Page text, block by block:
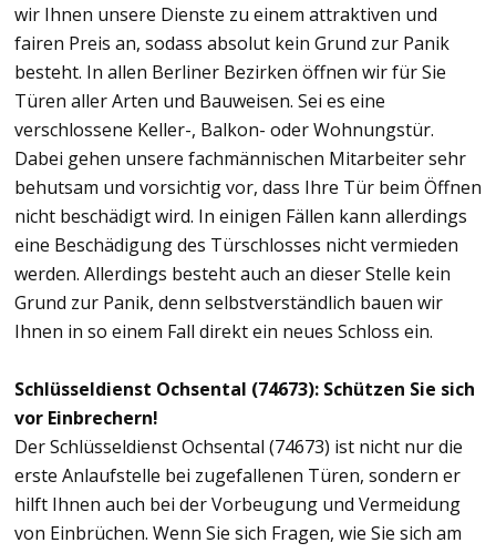
wir Ihnen unsere Dienste zu einem attraktiven und
fairen Preis an, sodass absolut kein Grund zur Panik
besteht. In allen Berliner Bezirken öffnen wir für Sie
Türen aller Arten und Bauweisen. Sei es eine
verschlossene Keller-, Balkon- oder Wohnungstür.
Dabei gehen unsere fachmännischen Mitarbeiter sehr
behutsam und vorsichtig vor, dass Ihre Tür beim Öffnen
nicht beschädigt wird. In einigen Fällen kann allerdings
eine Beschädigung des Türschlosses nicht vermieden
werden. Allerdings besteht auch an dieser Stelle kein
Grund zur Panik, denn selbstverständlich bauen wir
Ihnen in so einem Fall direkt ein neues Schloss ein.
Schlüsseldienst Ochsental (74673): Schützen Sie sich
vor Einbrechern!
Der Schlüsseldienst Ochsental (74673) ist nicht nur die
erste Anlaufstelle bei zugefallenen Türen, sondern er
hilft Ihnen auch bei der Vorbeugung und Vermeidung
von Einbrüchen. Wenn Sie sich Fragen, wie Sie sich am